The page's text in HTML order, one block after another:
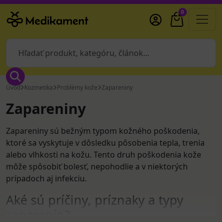
0
Úvod Kozmetika Problémy kože Zapareniny
Zapareniny
Zapareniny sú bežným typom kožného poškodenia,
ktoré sa vyskytuje v dôsledku pôsobenia tepla, trenia
alebo vlhkosti na kožu. Tento druh poškodenia kože
môže spôsobiť bolesť, nepohodlie a v niektorých
prípadoch aj infekciu.
Aké sú príčiny, príznaky a typy